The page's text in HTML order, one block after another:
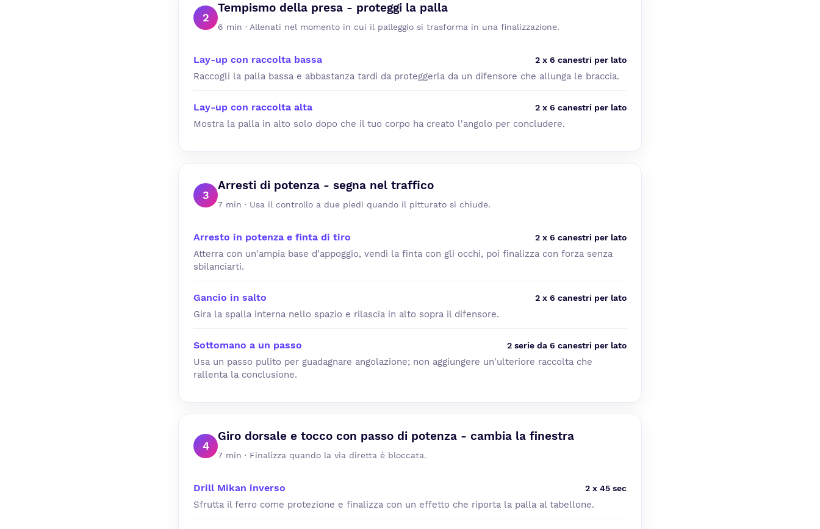
2
Tempismo della presa - proteggi la palla
6 min · Allenati nel momento in cui il palleggio si trasforma in una finalizzazione.
Lay-up con raccolta bassa 2 x 6 canestri per lato
Raccogli la palla bassa e abbastanza tardi da proteggerla da un difensore che allunga le braccia.
Lay-up con raccolta alta 2 x 6 canestri per lato
Mostra la palla in alto solo dopo che il tuo corpo ha creato l'angolo per concludere.
3
Arresti di potenza - segna nel traffico
7 min · Usa il controllo a due piedi quando il pitturato si chiude.
Arresto in potenza e finta di tiro 2 x 6 canestri per lato
Atterra con un'ampia base d'appoggio, vendi la finta con gli occhi, poi finalizza con forza senza
sbilanciarti.
Gancio in salto 2 x 6 canestri per lato
Gira la spalla interna nello spazio e rilascia in alto sopra il difensore.
Sottomano a un passo 2 serie da 6 canestri per lato
Usa un passo pulito per guadagnare angolazione; non aggiungere un'ulteriore raccolta che
rallenta la conclusione.
4
Giro dorsale e tocco con passo di potenza - cambia la finestra
7 min · Finalizza quando la via diretta è bloccata.
Drill Mikan inverso 2 x 45 sec
Sfrutta il ferro come protezione e finalizza con un effetto che riporta la palla al tabellone.